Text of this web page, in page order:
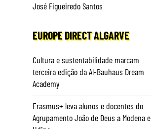
José Figueiredo Santos
EUROPE DIRECT ALGARVE
Cultura e sustentabilidade marcam
terceira edição da Al-Bauhaus Dream
Academy
Erasmus+ leva alunos e docentes do
Agrupamento João de Deus a Modena e